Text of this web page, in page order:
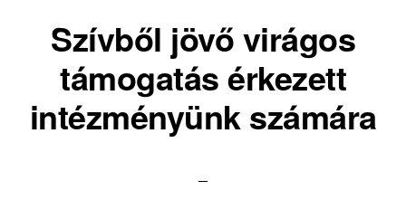
Szívből jövő virágos
támogatás érkezett
intézményünk számára